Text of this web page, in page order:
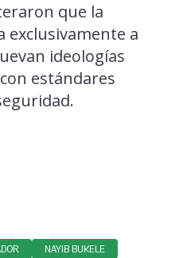
que la
exclusivamente a
ideologías
estándares
NAYIB BUKELE